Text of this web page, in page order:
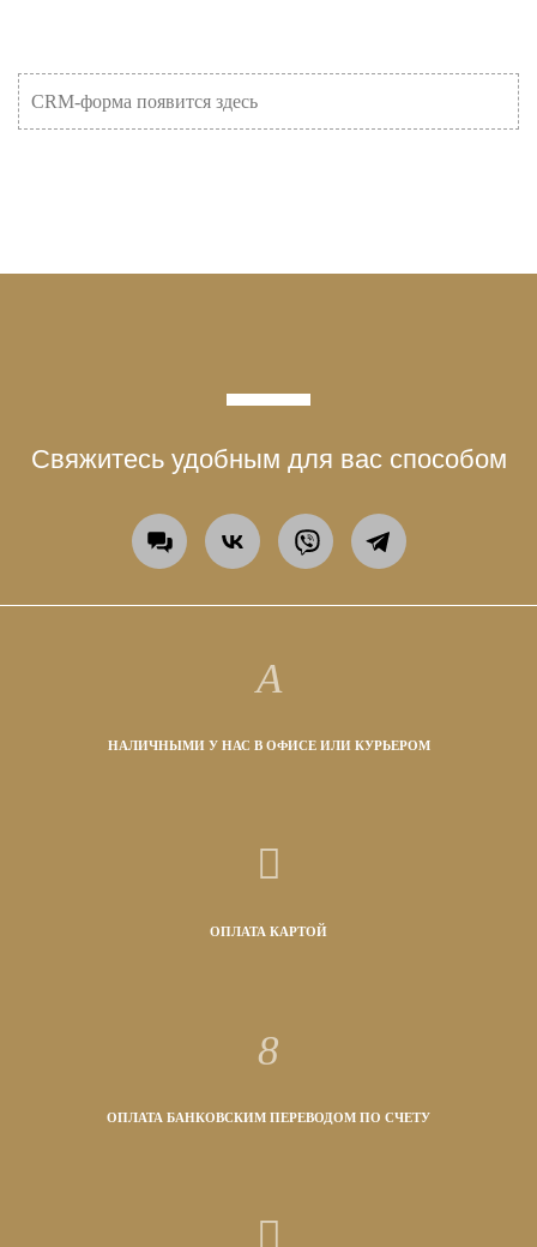
CRM-форма появится здесь
Свяжитесь удобным для вас способом
НАЛИЧНЫМИ У НАС В ОФИСЕ ИЛИ КУРЬЕРОМ
ОПЛАТА КАРТОЙ
ОПЛАТА БАНКОВСКИМ ПЕРЕВОДОМ ПО СЧЕТУ